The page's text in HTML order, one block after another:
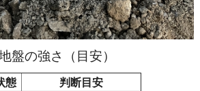
盤の強さ（目安）
態
判断目安